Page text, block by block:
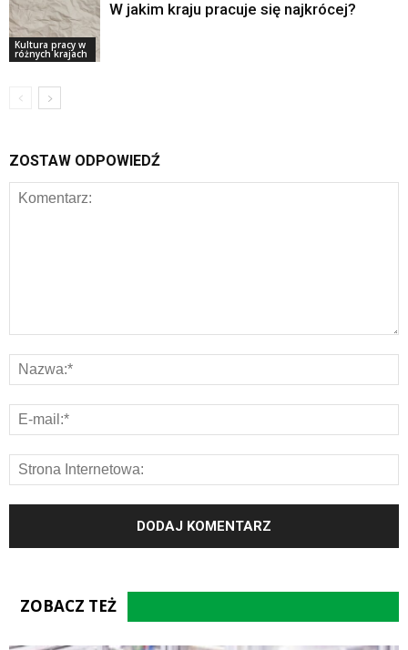
Kultura pracy w
różnych krajach
W jakim kraju pracuje się najkrócej?
ZOSTAW ODPOWIEDŹ
ZOBACZ TEŻ